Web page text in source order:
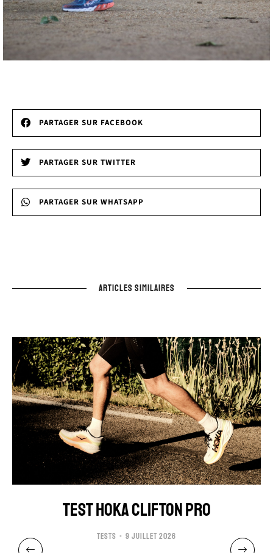
PARTAGER SUR FACEBOOK
PARTAGER SUR TWITTER
PARTAGER SUR WHATSAPP
ARTICLES SIMILAIRES
TEST HOKA CLIFTON PRO
TESTS 9 JUILLET 2026